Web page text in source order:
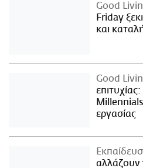
Good
Friday
και
Good
εργασίας
αλλάζουν